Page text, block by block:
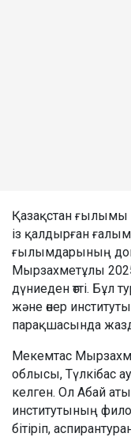
Қазақстан ғылымы
із қалдырған
ғылымдарының
Мырзахметұлы
дүниеден өтті.
және өнер
парақшасында
Мекемтас
облысы, Түлкібас
келген. Ол Абай
институтының
бітіріп,